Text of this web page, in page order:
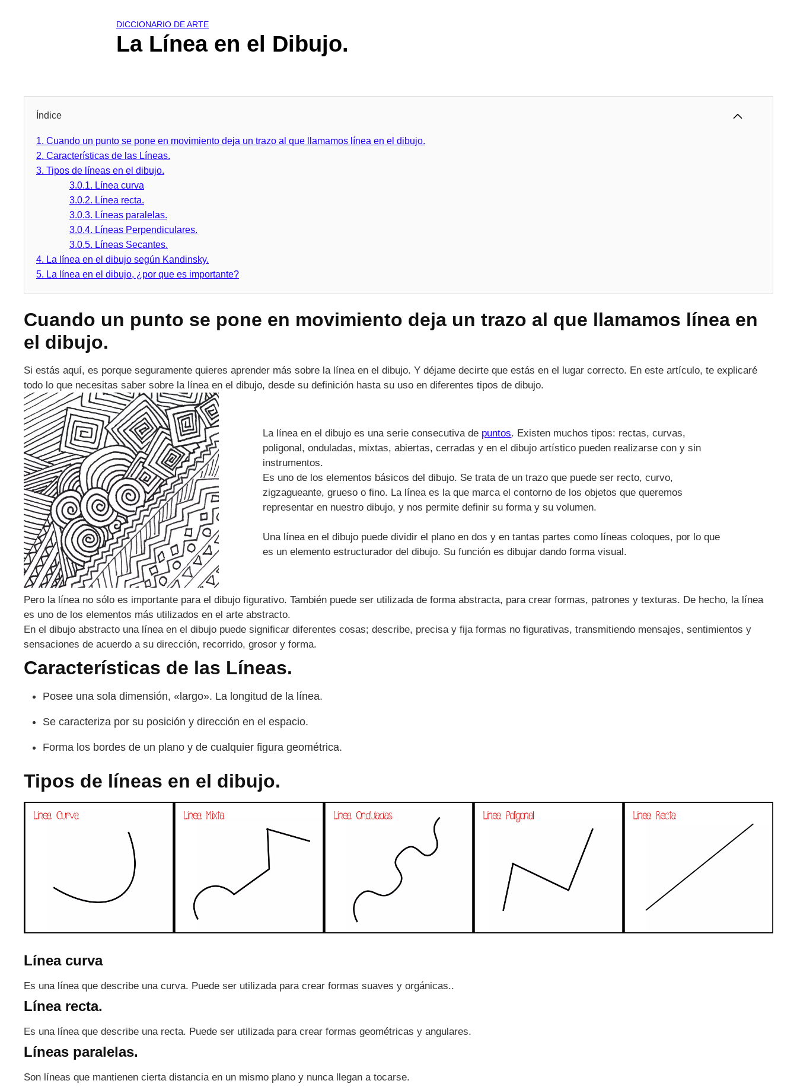
DICCIONARIO DE ARTE
La Línea en el Dibujo.
Índice
1. Cuando un punto se pone en movimiento deja un trazo al que llamamos línea en el dibujo.
2. Características de las Líneas.
3. Tipos de líneas en el dibujo.
3.0.1. Línea curva
3.0.2. Línea recta.
3.0.3. Líneas paralelas.
3.0.4. Líneas Perpendiculares.
3.0.5. Líneas Secantes.
4. La línea en el dibujo según Kandinsky.
5. La línea en el dibujo, ¿por que es importante?
Cuando un punto se pone en movimiento deja un trazo al que llamamos línea en
el dibujo.
Si estás aquí, es porque seguramente quieres aprender más sobre la línea en el dibujo. Y déjame decirte que estás en el lugar correcto. En este artículo, te explicaré
todo lo que necesitas saber sobre la línea en el dibujo, desde su definición hasta su uso en diferentes tipos de dibujo.
La línea en el dibujo es una serie consecutiva de puntos. Existen muchos tipos: rectas, curvas,
poligonal, onduladas, mixtas, abiertas, cerradas y en el dibujo artístico pueden realizarse con y sin
instrumentos.
Es uno de los elementos básicos del dibujo. Se trata de un trazo que puede ser recto, curvo,
zigzagueante, grueso o fino. La línea es la que marca el contorno de los objetos que queremos
representar en nuestro dibujo, y nos permite definir su forma y su volumen.
Una línea en el dibujo puede dividir el plano en dos y en tantas partes como líneas coloques, por lo que
es un elemento estructurador del dibujo. Su función es dibujar dando forma visual.
Pero la línea no sólo es importante para el dibujo figurativo. También puede ser utilizada de forma abstracta, para crear formas, patrones y texturas. De hecho, la línea
es uno de los elementos más utilizados en el arte abstracto.
En el dibujo abstracto una línea en el dibujo puede significar diferentes cosas; describe, precisa y fija formas no figurativas, transmitiendo mensajes, sentimientos y
sensaciones de acuerdo a su dirección, recorrido, grosor y forma.
Características de las Líneas.
Posee una sola dimensión, «largo». La longitud de la línea.
Se caracteriza por su posición y dirección en el espacio.
Forma los bordes de un plano y de cualquier figura geométrica.
Tipos de líneas en el dibujo.
Línea curva
Es una línea que describe una curva. Puede ser utilizada para crear formas suaves y orgánicas..
Línea recta.
Es una línea que describe una recta. Puede ser utilizada para crear formas geométricas y angulares.
Líneas paralelas.
Son líneas que mantienen cierta distancia en un mismo plano y nunca llegan a tocarse.